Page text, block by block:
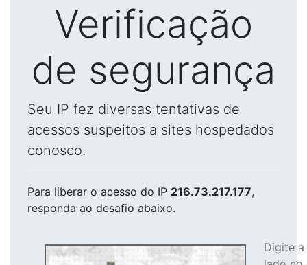
Verificação
de segurança
Seu IP fez diversas tentativas de
acessos suspeitos a sites hospedados
conosco.
Para liberar o acesso do IP 216.73.217.177,
responda ao desafio abaixo.
Digite